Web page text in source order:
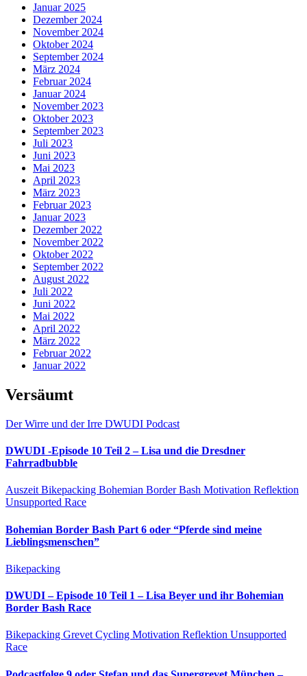
Januar 2025
Dezember 2024
November 2024
Oktober 2024
September 2024
März 2024
Februar 2024
Januar 2024
November 2023
Oktober 2023
September 2023
Juli 2023
Juni 2023
Mai 2023
April 2023
März 2023
Februar 2023
Januar 2023
Dezember 2022
November 2022
Oktober 2022
September 2022
August 2022
Juli 2022
Juni 2022
Mai 2022
April 2022
März 2022
Februar 2022
Januar 2022
Versäumt
Der Wirre und der Irre DWUDI Podcast
DWUDI -Episode 10 Teil 2 – Lisa und die Dresdner
Fahrradbubble
Auszeit Bikepacking Bohemian Border Bash Motivation Reflektion
Unsupported Race
Bohemian Border Bash Part 6 oder “Pferde sind meine
Lieblingsmenschen”
Bikepacking
DWUDI – Episode 10 Teil 1 – Lisa Beyer und ihr Bohemian
Border Bash Race
Bikepacking Grevet Cycling Motivation Reflektion Unsupported
Race